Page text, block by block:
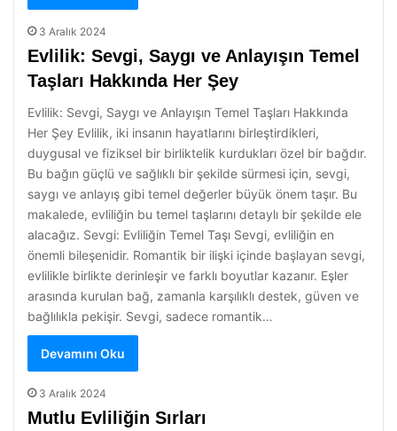
3 Aralık 2024
Evlilik: Sevgi, Saygı ve Anlayışın Temel
Taşları Hakkında Her Şey
Evlilik: Sevgi, Saygı ve Anlayışın Temel Taşları Hakkında
Her Şey Evlilik, iki insanın hayatlarını birleştirdikleri,
duygusal ve fiziksel bir birliktelik kurdukları özel bir bağdır.
Bu bağın güçlü ve sağlıklı bir şekilde sürmesi için, sevgi,
saygı ve anlayış gibi temel değerler büyük önem taşır. Bu
makalede, evliliğin bu temel taşlarını detaylı bir şekilde ele
alacağız. Sevgi: Evliliğin Temel Taşı Sevgi, evliliğin en
önemli bileşenidir. Romantik bir ilişki içinde başlayan sevgi,
evlilikle birlikte derinleşir ve farklı boyutlar kazanır. Eşler
arasında kurulan bağ, zamanla karşılıklı destek, güven ve
bağlılıkla pekişir. Sevgi, sadece romantik…
Devamını Oku
3 Aralık 2024
Mutlu Evliliğin Sırları